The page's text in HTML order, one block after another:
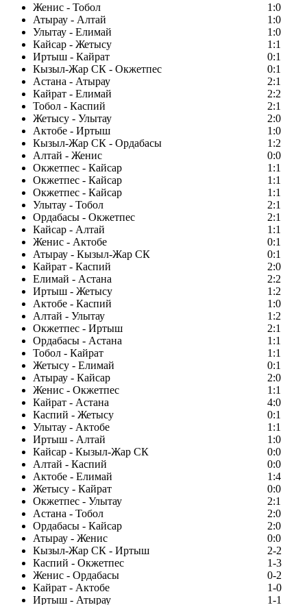
Женис - Тобол
1:0
Атырау - Алтай
1:0
Улытау - Елимай
1:0
Кайсар - Жетысу
1:1
Иртыш - Кайрат
0:1
Кызыл-Жар СК - Окжетпес
0:1
Астана - Атырау
2:1
Кайрат - Елимай
2:2
Тобол - Каспий
2:1
Жетысу - Улытау
2:0
Актобе - Иртыш
1:0
Кызыл-Жар СК - Ордабасы
1:2
Алтай - Женис
0:0
Окжетпес - Кайсар
1:1
Окжетпес - Кайсар
1:1
Окжетпес - Кайсар
1:1
Улытау - Тобол
2:1
Ордабасы - Окжетпес
2:1
Кайсар - Алтай
1:1
Женис - Актобе
0:1
Атырау - Кызыл-Жар СК
0:1
Кайрат - Каспий
2:0
Елимай - Астана
2:2
Иртыш - Жетысу
1:2
Актобе - Каспий
1:0
Алтай - Улытау
1:2
Окжетпес - Иртыш
2:1
Ордабасы - Астана
1:1
Тобол - Кайрат
1:1
Жетысу - Елимай
0:1
Атырау - Кайсар
2:0
Женис - Окжетпес
1:1
Кайрат - Астана
4:0
Каспий - Жетысу
0:1
Улытау - Актобе
1:1
Иртыш - Алтай
1:0
Кайсар - Кызыл-Жар СК
0:0
Алтай - Каспий
0:0
Актобе - Елимай
1:4
Жетысу - Кайрат
0:0
Окжетпес - Улытау
2:1
Астана - Тобол
2:0
Ордабасы - Кайсар
2:0
Атырау - Женис
0:0
Кызыл-Жар СК - Иртыш
2-2
Каспий - Окжетпес
1-3
Женис - Ордабасы
0-2
Кайрат - Актобе
1-0
Иртыш - Атырау
1-1